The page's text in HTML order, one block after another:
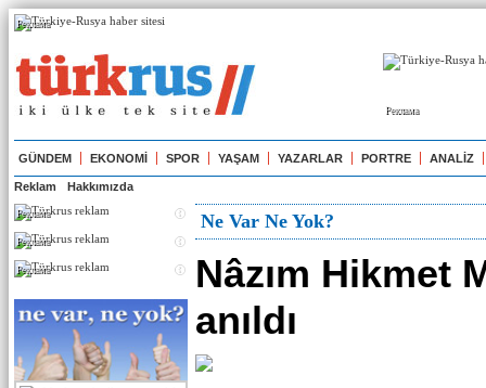
Реклама
Реклама
GÜNDEM EKONOMİ SPOR YAŞAM YAZARLAR PORTRE ANALİZ
Reklam Hakkımızda
Реклама
Реклама
Реклама
Ne Var Ne Yok?
Nâzım Hikmet
anıldı